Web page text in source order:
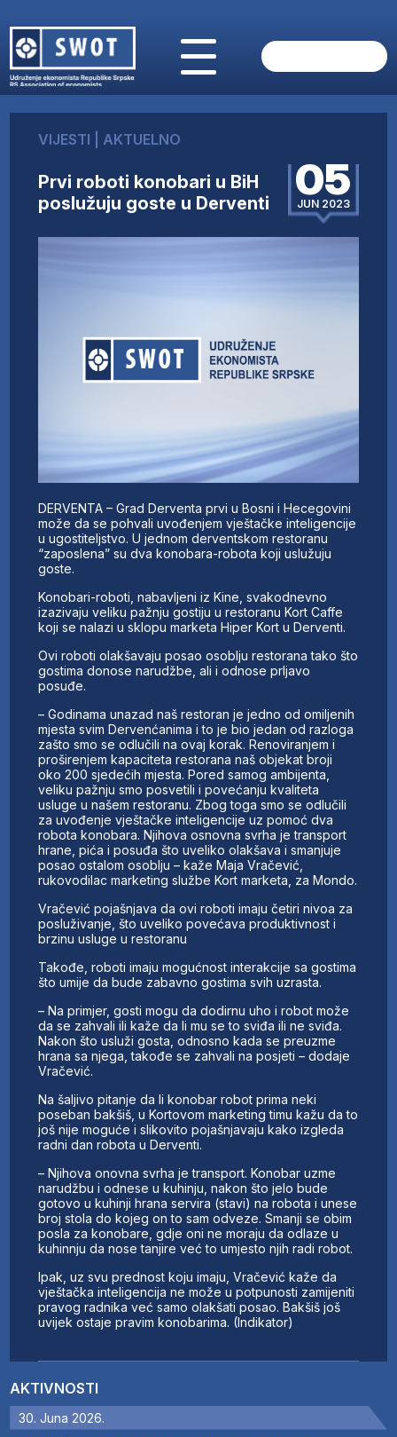
O NAMA
AKTUELNO
ANALIZE
FINANSIJE
UČLANI SE
AKTIVNOSTI
30. Juna 2026.
VIJESTI AKTUELNO
Prvi roboti konobari u BiH
poslužuju goste u Derventi
05
JUN 2023
DERVENTA – Grad Derventa prvi u Bosni i Hecegovini
može da se pohvali uvođenjem vještačke inteligencije
u ugostiteljstvo. U jednom derventskom restoranu
“zaposlena” su dva konobara-robota koji uslužuju
goste.
Konobari-roboti, nabavljeni iz Kine, svakodnevno
izazivaju veliku pažnju gostiju u restoranu Kort Caffe
koji se nalazi u sklopu marketa Hiper Kort u Derventi.
Ovi roboti olakšavaju posao osoblju restorana tako što
gostima donose narudžbe, ali i odnose prljavo
posuđe.
– Godinama unazad naš restoran je jedno od omiljenih
mjesta svim Dervenćanima i to je bio jedan od razloga
zašto smo se odlučili na ovaj korak. Renoviranjem i
proširenjem kapaciteta restorana naš objekat broji
oko 200 sjedećih mjesta. Pored samog ambijenta,
veliku pažnju smo posvetili i povećanju kvaliteta
usluge u našem restoranu. Zbog toga smo se odlučili
za uvođenje vještačke inteligencije uz pomoć dva
robota konobara. Njihova osnovna svrha je transport
hrane, pića i posuđa što uveliko olakšava i smanjuje
posao ostalom osoblju – kaže Maja Vračević,
rukovodilac marketing službe Kort marketa, za Mondo.
Vračević pojašnjava da ovi roboti imaju četiri nivoa za
posluživanje, što uveliko povećava produktivnost i
brzinu usluge u restoranu
Takođe, roboti imaju mogućnost interakcije sa gostima
što umije da bude zabavno gostima svih uzrasta.
– Na primjer, gosti mogu da dodirnu uho i robot može
da se zahvali ili kaže da li mu se to sviđa ili ne sviđa.
Nakon što usluži gosta, odnosno kada se preuzme
hrana sa njega, takođe se zahvali na posjeti – dodaje
Vračević.
Na šaljivo pitanje da li konobar robot prima neki
poseban bakšiš, u Kortovom marketing timu kažu da to
još nije moguće i slikovito pojašnjavaju kako izgleda
radni dan robota u Derventi.
– Njihova onovna svrha je transport. Konobar uzme
narudžbu i odnese u kuhinju, nakon što jelo bude
gotovo u kuhinji hrana servira (stavi) na robota i unese
broj stola do kojeg on to sam odveze. Smanji se obim
posla za konobare, gdje oni ne moraju da odlaze u
kuhinnju da nose tanjire već to umjesto njih radi robot.
Ipak, uz svu prednost koju imaju, Vračević kaže da
vještačka inteligencija ne može u potpunosti zamijeniti
pravog radnika već samo olakšati posao. Bakšiš još
uvijek ostaje pravim konobarima. (Indikator)